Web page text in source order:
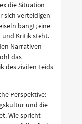
die Situation
sich verteidigen
bangt; eine
und Kritik steht.
Narrativen
das
des zivilen Leids
Perspektive:
und die
Wie spricht